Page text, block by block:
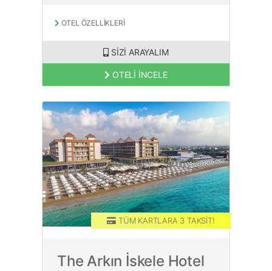
OTEL ÖZELLİKLERİ
SİZİ ARAYALIM
OTELİ İNCELE
TAM PANSİYON PLUS
TÜM KARTLARA 3 TAKSİT!
The Arkın İskele Hotel